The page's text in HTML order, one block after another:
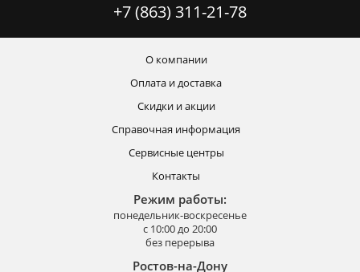
+7 (863) 311-21-78
О компании
Оплата и доставка
Скидки и акции
Справочная информация
Сервисные центры
Контакты
Режим работы:
понедельник-воскресенье
с 10:00 до 20:00
без перерыва
Ростов-на-Дону